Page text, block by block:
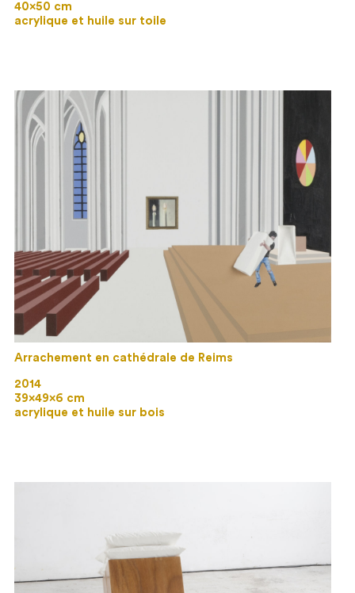
40×50 cm
acrylique et huile sur toile
Arrachement en cathédrale de Reims
2014
39×49×6 cm
acrylique et huile sur bois